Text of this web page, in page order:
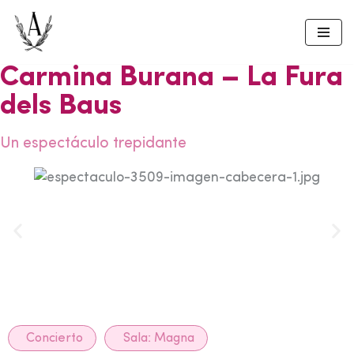
Skip
to
content
Carmina Burana – La Fura
dels Baus
Un espectáculo trepidante
Concierto Sala: Magna